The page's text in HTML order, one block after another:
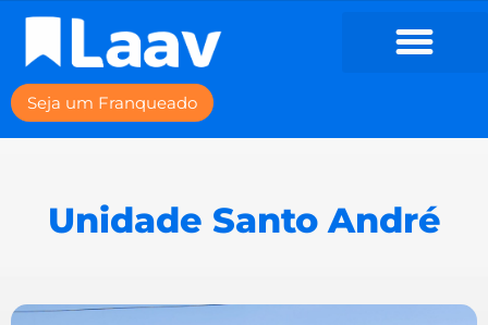
Seja um Franqueado
Unidade Santo André